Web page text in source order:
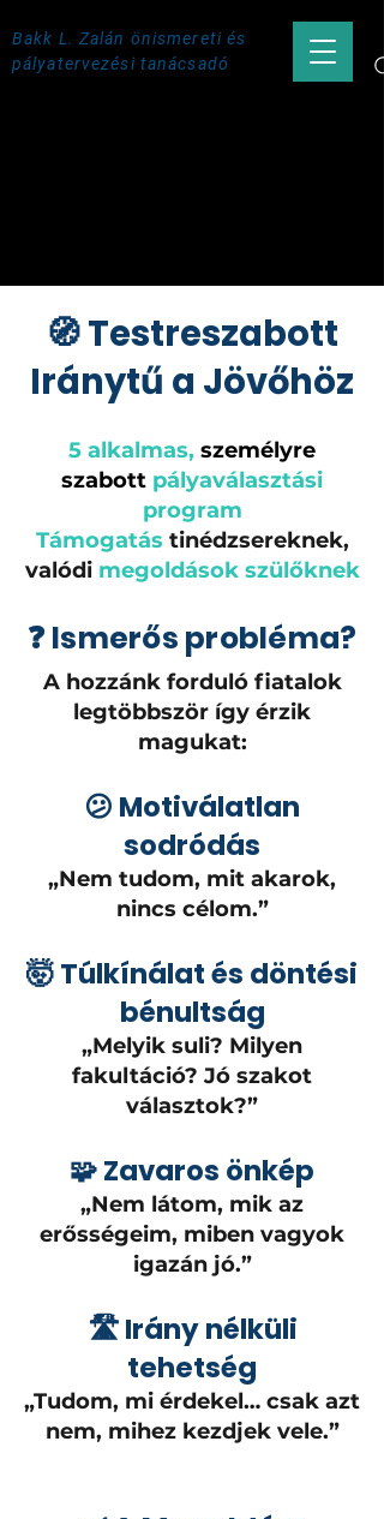
Bakk L. Zalán önismereti és
pályatervezési tanácsadó
🧭 Testreszabott
Iránytű a Jövőhöz
5 alkalmas, személyre
szabott pályaválasztási
program
Támogatás tinédzsereknek,
valódi megoldások szülőknek
❓ Ismerős probléma?
A hozzánk forduló fiatalok
legtöbbször így érzik
magukat:
😕 Motiválatlan
sodródás
„Nem tudom, mit akarok,
nincs célom.”
🤯 Túlkínálat és döntési
bénultság
„Melyik suli? Milyen
fakultáció? Jó szakot
választok?”
🧩 Zavaros önkép
„Nem látom, mik az
erősségeim, miben vagyok
igazán jó.”
🛣️ Irány nélküli
tehetség
„Tudom, mi érdekel… csak azt
nem, mihez kezdjek vele.”